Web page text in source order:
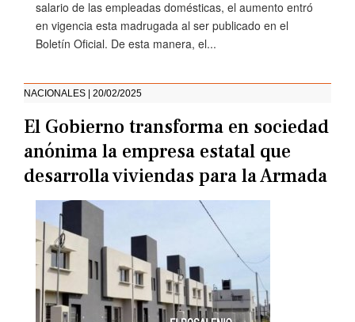
salario de las empleadas domésticas, el aumento entró
en vigencia esta madrugada al ser publicado en el
Boletín Oficial. De esta manera, el...
NACIONALES | 20/02/2025
El Gobierno transforma en sociedad
anónima la empresa estatal que
desarrolla viviendas para la Armada